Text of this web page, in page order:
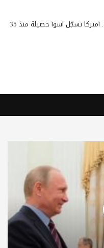
"المرض الأكثر عدوى".. أميركا تسجّل أسوأ حصيلة منذ 35